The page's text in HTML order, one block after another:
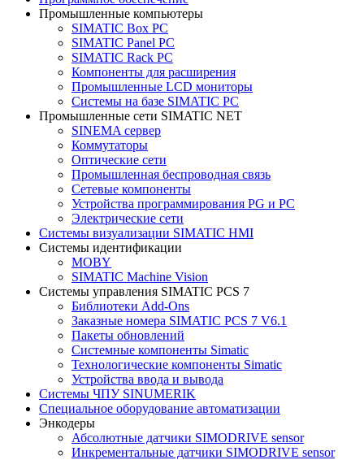
Промышленные компьютеры
SIMATIC Box PC
SIMATIC Panel PС
SIMATIC Rack PC
Компоненты для расширения
Промышленные LCD мониторы
Системы на базе SIMATIC PC
Промышленные сети SIMATIC NET
SINEMA сервер
Коммутаторы
Оптические сети
Промышленная беспроводная связь
Сетевые компоненты
Устройства программирования PG и PC
Электрические сети
Системы визуализации SIMATIC HMI
Системы идентификации
MOBY
SIMATIC Machine Vision
Системы управления SIMATIC PCS 7
Библиотеки Add-Ons
Заказные номера SIMATIC PCS 7 V6.1
Пакеты обновлений
Системные компоненты Simatic
Технологические компоненты Simatic
Устройства ввода и вывода
Системы ЧПУ SINUMERIK
Специальное оборудование автоматизации
Энкодеры
Абсолютные датчики SIMODRIVE sensor
Инкрементальные датчики SIMODRIVE sensor